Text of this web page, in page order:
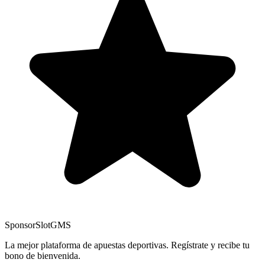
SponsorSlotGMS
La mejor plataforma de apuestas deportivas. Regístrate y recibe tu
bono de bienvenida.